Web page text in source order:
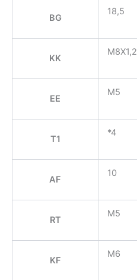
BG
18,5
KK
EE
M5
T1
*4
AF
10
RT
M5
KF
M6